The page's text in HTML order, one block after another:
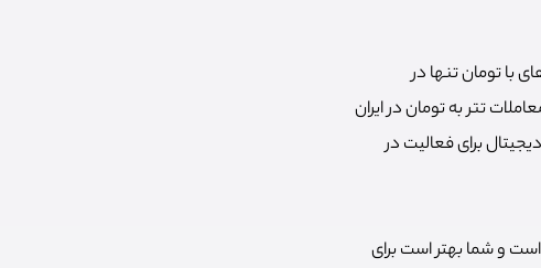
با تومان تنها در
تتر به تومان در ایران
برای فعالیت در
و شما بهتر است برای